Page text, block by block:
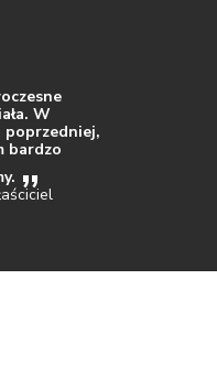
W
poprzedniej,
bardzo